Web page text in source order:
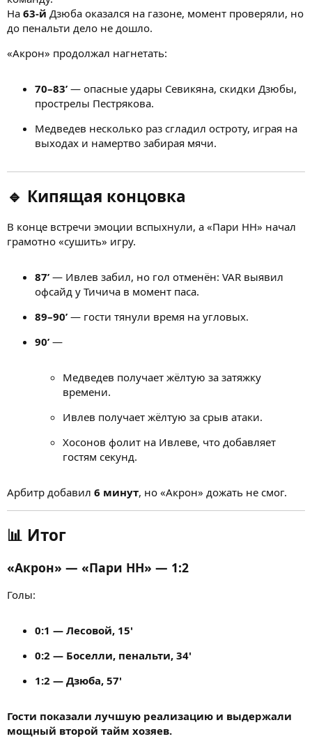
На 63-й Дзюба оказался на газоне, момент проверяли, но
до пенальти дело не дошло.
«Акрон» продолжал нагнетать:
70–83’ — опасные удары Севикяна, скидки Дзюбы,
прострелы Пестрякова.
Медведев несколько раз сгладил остроту, играя на
выходах и намертво забирая мячи.
🔹 Кипящая концовка
В конце встречи эмоции вспыхнули, а «Пари НН» начал
грамотно «сушить» игру.
87’ — Ивлев забил, но гол отменён: VAR выявил
офсайд у Тичича в момент паса.
89–90’ — гости тянули время на угловых.
90’ —
Медведев получает жёлтую за затяжку
времени.
Ивлев получает жёлтую за срыв атаки.
Хосонов фолит на Ивлеве, что добавляет
гостям секунд.
Арбитр добавил 6 минут, но «Акрон» дожать не смог.
📊 Итог
«Акрон» — «Пари НН» — 1:2
Голы:
0:1 — Лесовой, 15'
0:2 — Боселли, пенальти, 34'
1:2 — Дзюба, 57'
Гости показали лучшую реализацию и выдержали
мощный второй тайм хозяев.